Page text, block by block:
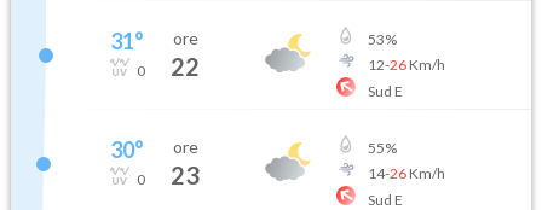
31°
0
ore
22
53%
12-26Km/h
Sud E
30°
0
ore
23
55%
14-26Km/h
Sud E